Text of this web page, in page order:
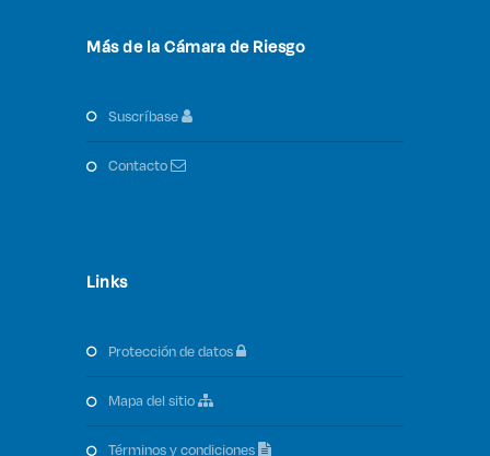
Más de la Cámara de Riesgo
suscríbase
contacto
Links
protección de datos
mapa del sitio
términos y condiciones